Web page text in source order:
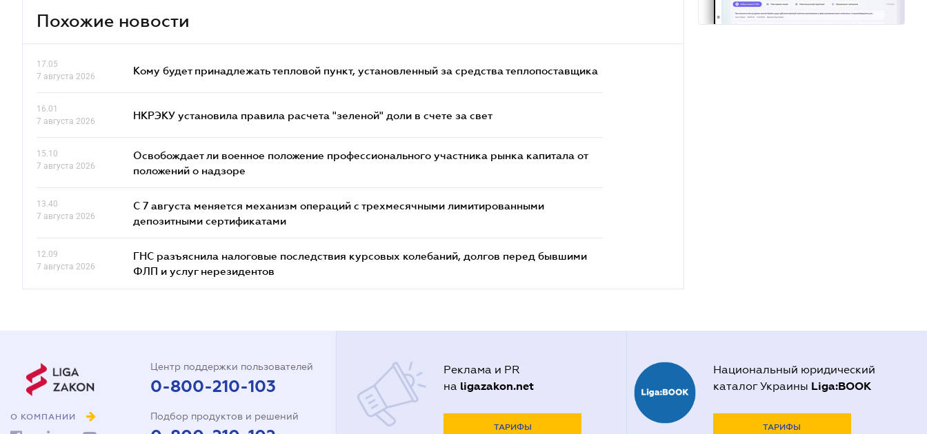
Похожие новости
17.05
7 августа 2026
Кому будет принадлежать тепловой пункт, установленный за средства теплопоставщика
16.01
7 августа 2026
НКРЭКУ установила правила расчета "зеленой" доли в счете за свет
15.10
7 августа 2026
Освобождает ли военное положение профессионального участника рынка капитала от
положений о надзоре
13.40
7 августа 2026
С 7 августа меняется механизм операций с трехмесячными лимитированными
депозитными сертификатами
12.09
7 августа 2026
ГНС разъяснила налоговые последствия курсовых колебаний, долгов перед бывшими
ФЛП и услуг нерезидентов
О КОМПАНИИ
Центр поддержки пользователей
0-800-210-103
Подбор продуктов и решений
Реклама и PR
на ligazakon.net
ТАРИФЫ
Национальный юридический
каталог Украины Liga:BOOK
ТАРИФЫ